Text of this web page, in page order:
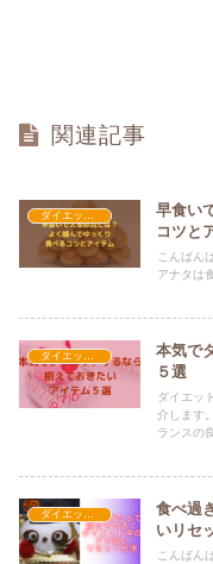
関連記事
ダイエット豆ネタ
早食い
コツと
こんばん
アナタは
ダイエット豆ネタ
本気で
５選
ダイエッ
介します
ランスの
ダイエット豆ネタ
食べ過
いリセ
こんばん